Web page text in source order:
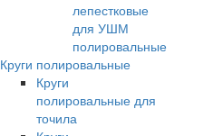
лепестковые
для УШМ
полировальные
Круги полировальные
Круги
полировальные для
точила